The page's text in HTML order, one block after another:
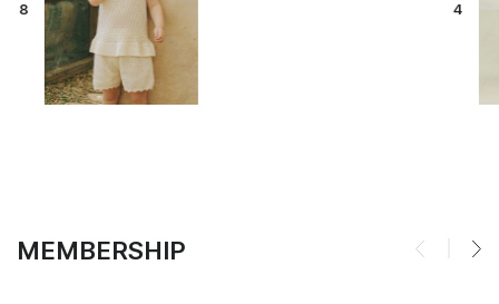
MEMBERSHIP